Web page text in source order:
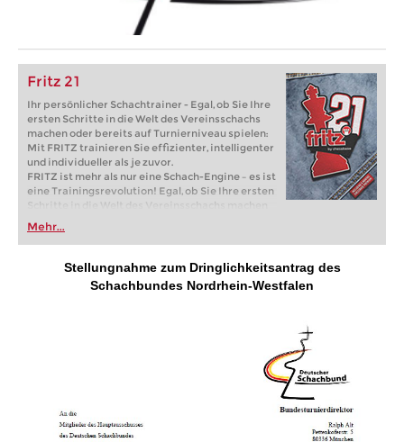
Fritz 21
Ihr persönlicher Schachtrainer - Egal, ob Sie Ihre
ersten Schritte in die Welt des Vereinsschachs
machen oder bereits auf Turnierniveau spielen:
Mit FRITZ trainieren Sie effizienter, intelligenter
und individueller als je zuvor.
FRITZ ist mehr als nur eine Schach-Engine – es ist
eine Trainingsrevolution! Egal, ob Sie Ihre ersten
Schritte in die Welt des Vereinsschachs machen
oder bereits auf Turnierniveau spielen: Mit
FRITZ trainieren Sie effizienter, intelligenter und
individueller als je zuvor.
Mehr...
Stellungnahme zum Dringlichkeitsantrag des
Schachbundes Nordrhein-Westfalen